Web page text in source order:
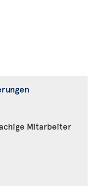
Mitarbeiter